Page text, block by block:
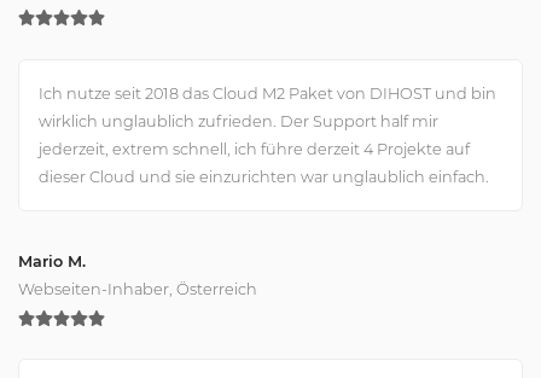
Ich nutze seit 2018 das Cloud M2 Paket von DIHOST und bin
wirklich unglaublich zufrieden. Der Support half mir
jederzeit, extrem schnell, ich führe derzeit 4 Projekte auf
dieser Cloud und sie einzurichten war unglaublich einfach.
Mario M.
Webseiten-Inhaber, Österreich